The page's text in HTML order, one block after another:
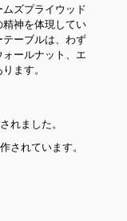
ズプライウッド
神を体現してい
ーブルは、わず
ールナット、エ
ます。
れました。
されています。